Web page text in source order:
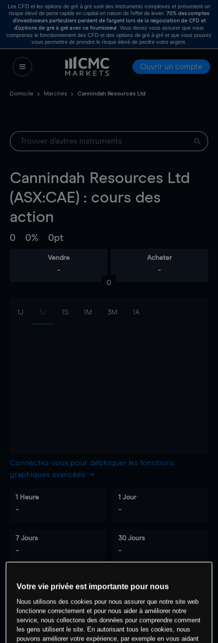
Les CFD et les options de gré à gré sont des instruments complexes et présentent un
risque élevé de perte rapide en capital en raison de l’effet de levier. 70% des comptes
d’investisseurs particuliers perdent de l’argent lors de la négociation de CFD et
d’options de gré à gré avec ce fournisseur . Vous devez vous assurer que vous
comprenez le fonctionnement des CFD et des options de gré à gré et que vous pouvez
vous permettre de prendre le risque élevé de perdre votre argent.
Ouvrir un compte
Domicile Marchés Cannindah Resources Ltd
Cannindah Resources Ltd
(ASX:CAE) : cours des
action
0 0% 0pt
Vendre
-
Acheter
-
0
1J 3J 1S 1M 3M 1A
Connectez-vous pour débloquer les fonctions
graphiques avancées
1 Heure
-
1 Jour
-
7 Jours
-
30 Jours
-
0 % des clients ont une position à
cet actif
Commencez à trader
Votre vie privée est importante pour nous
Nous utilisons des cookies pour nous assurer que notre site web
fonctionne correctement et pour nous aider à améliorer notre
service, nous collectons des données pour comprendre comment
les gens utilisent le site. En autorisant tous les cookies, nous
pouvons améliorer votre expérience, par exemple en vous aidant